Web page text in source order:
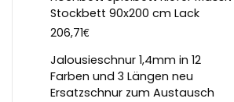
Stockbett 90x200 cm Lack
206,71€
Jalousieschnur 1,4mm in 12
Farben und 3 Längen neu
Ersatzschnur zum Austausch